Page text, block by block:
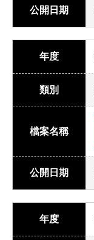
公開日期
年度
類別
檔案名稱
公開日期
年度